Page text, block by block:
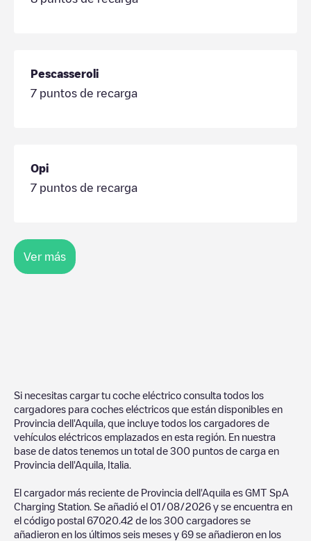
Pescasseroli
7 puntos de recarga
Opi
7 puntos de recarga
Ver más
Si necesitas cargar tu coche eléctrico consulta todos los
cargadores para coches eléctricos que están disponibles en
Provincia dell'Aquila , que incluye todos los cargadores de
vehículos eléctricos emplazados en esta región. En nuestra
base de datos tenemos un total de 300 puntos de carga en
Provincia dell'Aquila Italia
El cargador más reciente de Provincia dell'Aquila es GMT SpA
Charging Station . Se añadió el 01/08/2026 y se encuentra en
el código postal 67020 42 de los 300 cargadores se
añadieron en los últimos seis meses y 69 se añadieron en los